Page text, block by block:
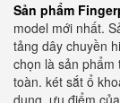
Sản phẩm
model mới nhất.
tảng dây chuyền
chọn là sản phẩm
toàn. két sắt ổ
dụng. ưu điểm